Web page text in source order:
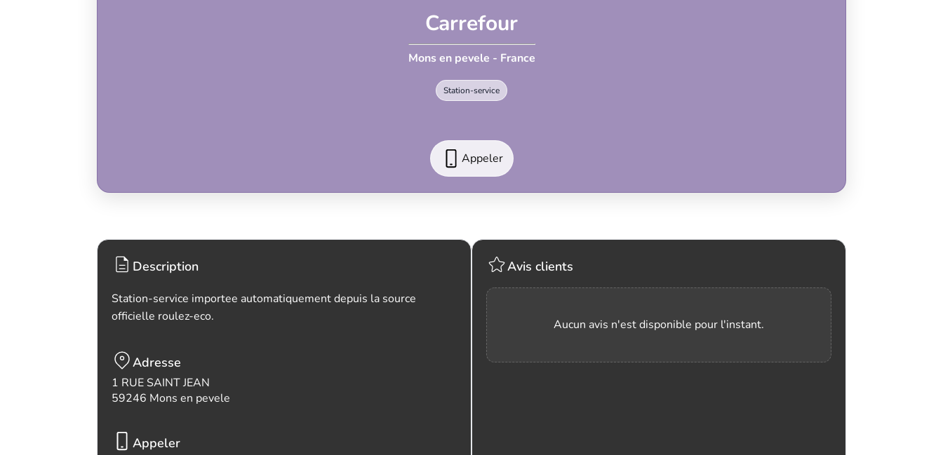
Carrefour
Mons en pevele - France
Station-service
Appeler
Description
Station-service importee automatiquement depuis la source
officielle roulez-eco.
Adresse
1 RUE SAINT JEAN
59246 Mons en pevele
Appeler
Avis clients
Aucun avis n'est disponible pour l'instant.